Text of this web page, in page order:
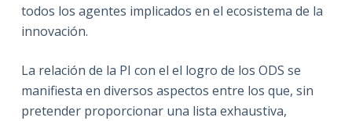
todos los agentes implicados en el ecosistema de la
innovación.
La relación de la PI con el el logro de los ODS se
manifiesta en diversos aspectos entre los que, sin
pretender proporcionar una lista exhaustiva,